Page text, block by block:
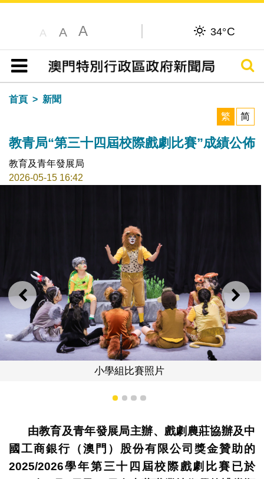
A A A 34°C
目錄
搜尋
首頁
新聞
繁
简
教青局“第三十四屆校際戲劇比賽”成績公佈
教育及青年發展局
2026-05-15 16:42
上一則 下一
1 2 3 4
由教育及青年發展局主辦、戲劇農莊協辦及中
國工商銀行（澳門）股份有限公司獎金贊助的
2025/2026學年第三十四屆校際戲劇比賽已於